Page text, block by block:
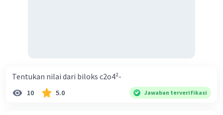
Tentukan nilai dari biloks c2o4²-
10 5.0 Jawaban terverifikasi